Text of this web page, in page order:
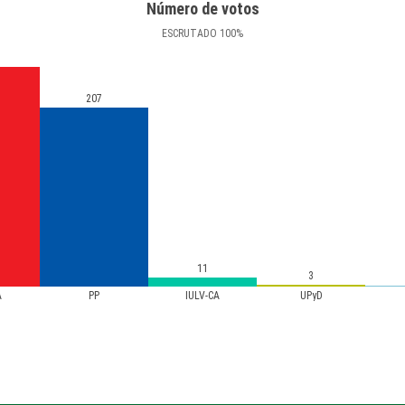
Número de votos
ESCRUTADO 100%
PP IULV-CA UPyD
207
11
3